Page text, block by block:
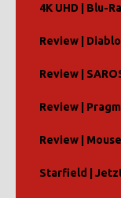
4K UHD | Blu-
Review |
Review |
Review |
Review |
Starfield |